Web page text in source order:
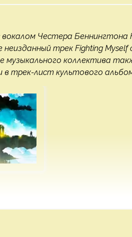
вокалом Честера Беннингтона
неизданный трек Fighting Myself
музыкального коллектива
трек-лист культового